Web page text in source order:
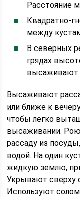
Расстояние
Квадратно-
между
В северных
грядах
высаживают
Высаживают
или ближе к
чтобы легко
высаживании.
рассаду из
водой. На один
жидкую землю,
Укрывают сверху
Используют